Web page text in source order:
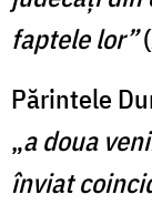
faptele lor”(
Părintele
„a doua
înviat